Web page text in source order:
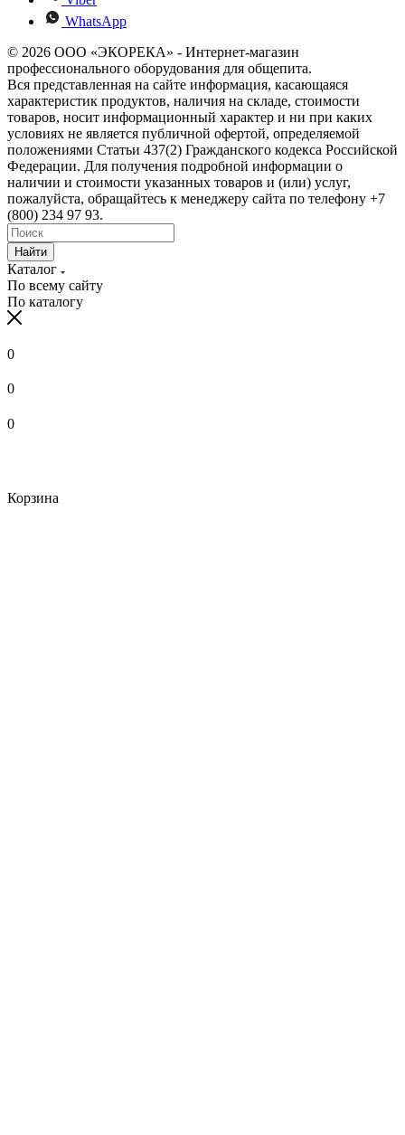
WhatsApp
© 2026 ООО «ЭКОРЕКА» - Интернет-магазин
профессионального оборудования для общепита.
Вся представленная на сайте информация, касающаяся
характеристик продуктов, наличия на складе, стоимости
товаров, носит информационный характер и ни при каких
условиях не является публичной офертой, определяемой
положениями Статьи 437(2) Гражданского кодекса Российской
Федерации. Для получения подробной информации о
наличии и стоимости указанных товаров и (или) услуг,
пожалуйста, обращайтесь к менеджеру сайта по телефону +7
(800) 234 97 93.
Найти
Каталог
По всему сайту
По каталогу
0
0
0
Корзина